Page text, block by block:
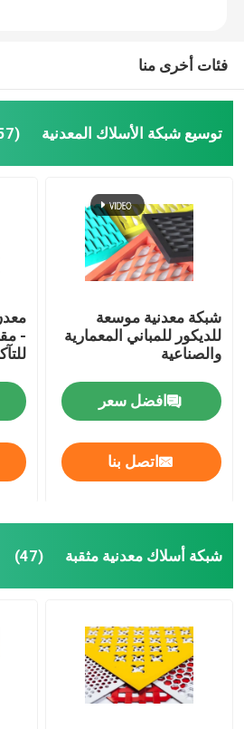
جولة في المصنع
اتصل بنا
أخبار
القضايا
توسيع شبكة الأسلاك المعدنية
شبكة أسلاك معدنية مثقبة
قماش منسوج من الأسلاك
سياج من الأسلاك المعدنية
شبكة سلكية ملحومة
شبكة أمان معدنية
فئات أخرى منا
توسيع شبكة الأسلاك المعدنية (57)
شبكة معدنية موسعة
للديكور للمباني المعمارية
والصناعية
افضل سعر
اتصل بنا
-
شبكة أسلاك معدنية مثقبة (47)